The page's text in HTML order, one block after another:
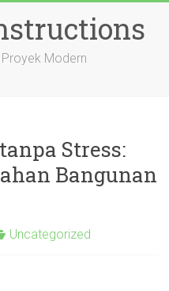
Modern
Stress:
Bangunan
Uncategorized